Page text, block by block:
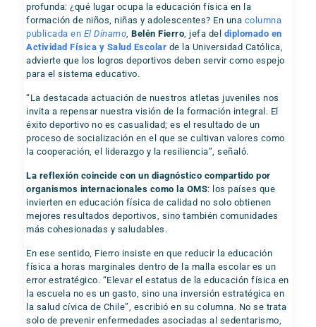
profunda: ¿qué lugar ocupa la educación física en la
formación de niños, niñas y adolescentes? En una columna
publicada en El Dínamo,Belén Fierro, jefa del diplomado en
Actividad Física y Salud Escolar de la Universidad Católica,
advierte que los logros deportivos deben servir como espejo
para el sistema educativo.
“La destacada actuación de nuestros atletas juveniles nos
invita a repensar nuestra visión de la formación integral. El
éxito deportivo no es casualidad; es el resultado de un
proceso de socialización en el que se cultivan valores como
la cooperación, el liderazgo y la resiliencia”, señaló.
La reflexión coincide con un diagnóstico compartido por
organismos internacionales como la OMS: los países que
invierten en educación física de calidad no solo obtienen
mejores resultados deportivos, sino también comunidades
más cohesionadas y saludables.
En ese sentido, Fierro insiste en que reducir la educación
física a horas marginales dentro de la malla escolar es un
error estratégico. “Elevar el estatus de la educación física en
la escuela no es un gasto, sino una inversión estratégica en
la salud cívica de Chile”, escribió en su columna. No se trata
solo de prevenir enfermedades asociadas al sedentarismo,